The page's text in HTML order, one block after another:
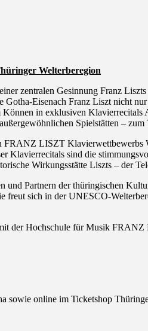
Welterberegion
zentralen Gesinnung Franz
Eisenach Franz Liszt nicht nur
in exklusiven Klavierrecitals
Spielstätten –
FRANZ LISZT
Klavierrecitals sind die
Wirkungsstätte Liszts – der
Partnern der thüringischen
sich in der UNESCO-
der Hochschule für Musik FRANZ
sowie online im Ticketshop